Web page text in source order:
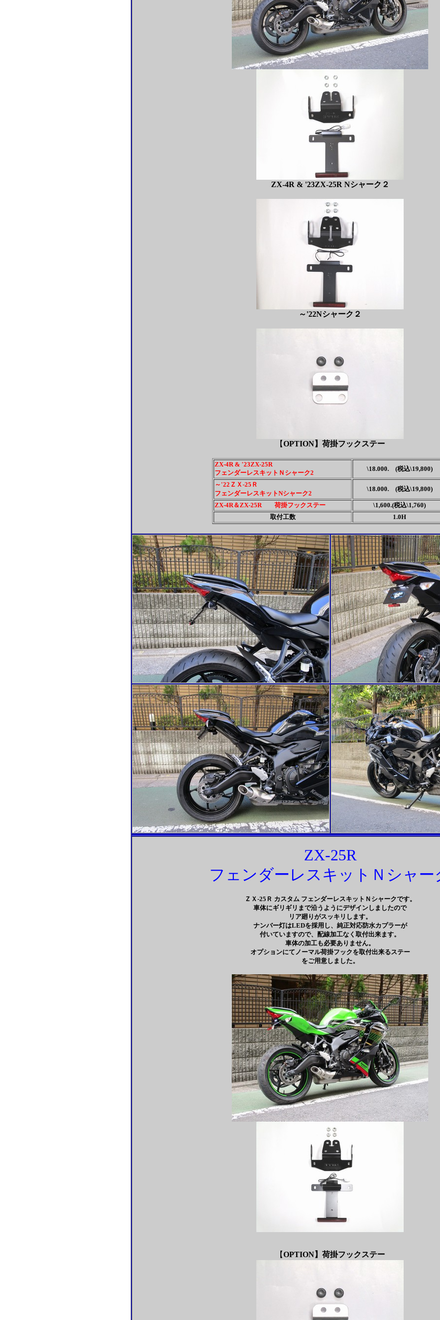
ZX-4R & '23ZX-25R Nシャーク２
～'22Nシャーク２
【OPTION】荷掛フックステー
ZX-4R & '23ZX-25R
フェンダーレスキットＮシャーク2
\18.000. (税込\19,800)
～'22ＺＸ-25Ｒ
フェンダーレスキットNシャーク2
\18.000. (税込\19,800)
ZX-4R＆ZX-25R 荷掛フックステー
\1,600.(税込\1,760)
取付工数
1.0H
ZX-25R
フェンダーレスキットＮシャー
ＺＸ-25Ｒ カスタム フェンダーレスキットＮシャークです。
車体にギリギリまで沿うようにデザインしましたので
リア廻りがスッキリします。
ナンバー灯はLEDを採用し、純正対応防水カプラーが
付いていますので、配線加工なく取付出来ます。
車体の加工も必要ありません。
オプションにてノーマル荷掛フックを取付出来るステー
をご用意しました。
【OPTION】荷掛フックステー